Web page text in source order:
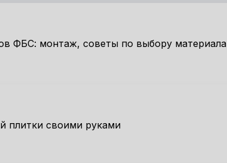
ФБС: монтаж, советы по выбору материала
плитки своими руками